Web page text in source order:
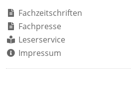
Fachzeitschriften
Fachpresse
Leserservice
Impressum